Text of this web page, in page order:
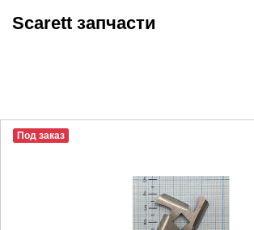
Scarett запчасти
Под заказ